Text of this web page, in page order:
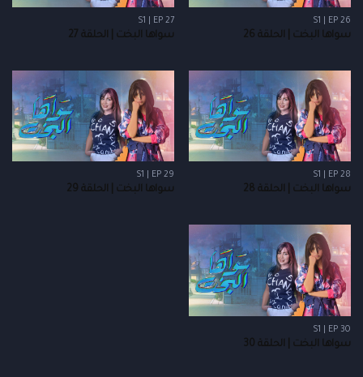
S1 | EP 26
سواها البخت | الحلقة 26
S1 | EP 27
سواها البخت | الحلقة 27
S1 | EP 28
سواها البخت | الحلقة 28
S1 | EP 29
سواها البخت | الحلقة 29
S1 | EP 30
سواها البخت | الحلقة 30